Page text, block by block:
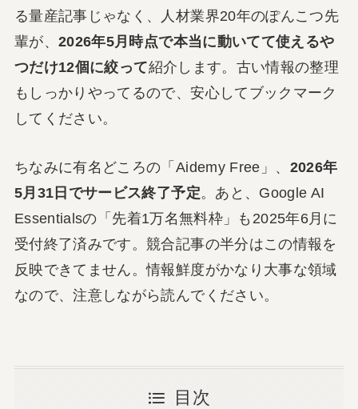
る量産記事じゃなく、人材業界20年のぽんこつ先
輩が、 2026年5月時点で本当に動いてて使えるや
つだけ12個に絞って紹介します。古い情報の整理
もしっかりやってるので、安心してブックマーク
してください。
ちなみに有名どころの「Aidemy Free」、 2026年
5月31日でサービス終了予定。あと、Google AI
Essentialsの「先着1万名無料枠」も2025年6月に
受付終了済みです。競合記事の半分はこの情報を
反映できてません。情報鮮度がかなり大事な領域
なので、注意しながら読んでください。
目次